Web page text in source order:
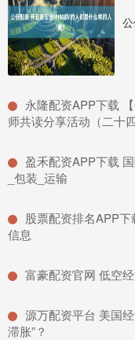
永隆配资APP下载
师共读分享活动（二十
盈禾配资APP下载
_包装_运输
股票配资排名APP
信息
富豪配资官网 低空
源万配资平台 美国
滞胀”？